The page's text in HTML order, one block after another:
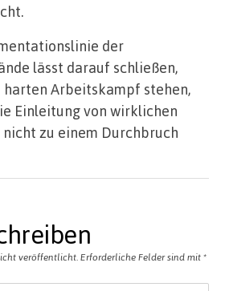
der
lässt darauf schließen,
harten Arbeitskampf stehen,
Einleitung von wirklichen
zu einem Durchbruch
veröffentlicht. Erforderliche Felder sind mit *